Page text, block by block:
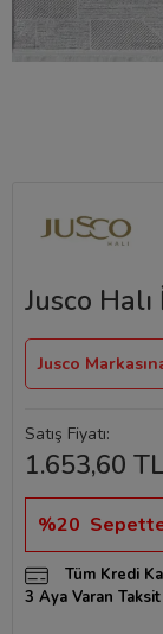
Jusco
Jusco
Satış Fiyatı:
1.653,60 TL
%20
Tüm Kredi
3 Aya Varan